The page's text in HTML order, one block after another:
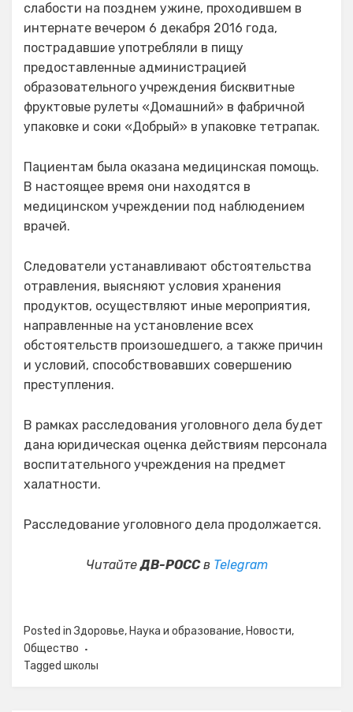
слабости на позднем ужине, проходившем в
интернате вечером 6 декабря 2016 года,
пострадавшие употребляли в пищу
предоставленные администрацией
образовательного учреждения бисквитные
фруктовые рулеты «Домашний» в фабричной
упаковке и соки «Добрый» в упаковке тетрапак.
Пациентам была оказана медицинская помощь.
В настоящее время они находятся в
медицинском учреждении под наблюдением
врачей.
Следователи устанавливают обстоятельства
отравления, выясняют условия хранения
продуктов, осуществляют иные мероприятия,
направленные на установление всех
обстоятельств произошедшего, а также причин
и условий, способствовавших совершению
преступления.
В рамках расследования уголовного дела будет
дана юридическая оценка действиям персонала
воспитательного учреждения на предмет
халатности.
Расследование уголовного дела продолжается.
ЧитайтеДВ-РОССв Telegram
Posted inЗдоровье, Наука и образование, Новости,
Общество
Tagged школы